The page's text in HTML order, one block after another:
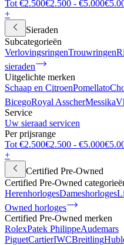
Tot €2.500€2.500 - €5.000
+
Sieraden
Subcategorieën
VerlovingsringenTrouwringen
sieraden
Uitgelichte merken
Schaap en CitroenPomellato
BicegoRoyal AsscherMessika
Service
Uw sieraad servicen
Per prijsrange
Tot €2.500€2.500 - €5.000
+
Certified Pre-Owned
Certified Pre-Owned
HerenhorlogesDameshorloges
Owned horloges
Certified Pre-Owned merken
RolexPatek PhilippeAudemars
PiguetCartierIWCBreitling